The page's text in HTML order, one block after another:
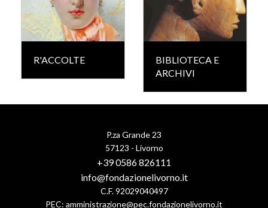
R'ACCOLTE
BIBLIOTECA E
ARCHIVI
P.za Grande 23
57123 - Livorno
+39 0586 826111
info@fondazionelivorno.it
C.F. 92029040497
PEC: amministrazione@pec.fondazionelivorno.it